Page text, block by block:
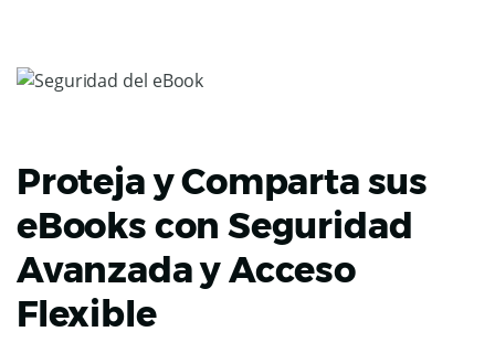
Proteja y Comparta sus
eBooks con Seguridad
Avanzada y Acceso
Flexible